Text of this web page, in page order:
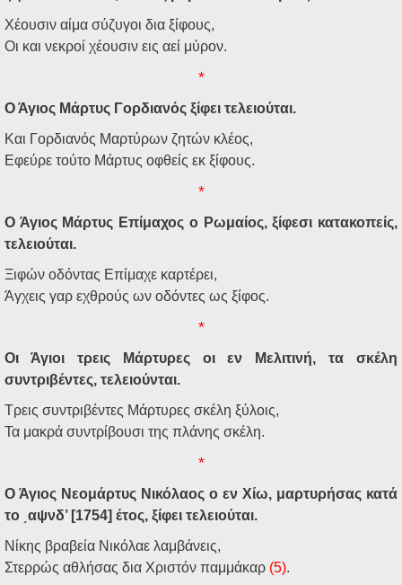
Χέουσιν αίμα σύζυγοι δια ξίφους,
Οι και νεκροί χέουσιν εις αεί μύρον.
*
Ο Άγιος Μάρτυς Γορδιανός ξίφει τελειούται.
Και Γορδιανός Μαρτύρων ζητών κλέος,
Εφεύρε τούτο Μάρτυς οφθείς εκ ξίφους.
*
Ο Άγιος Μάρτυς Επίμαχος ο Ρωμαίος, ξίφεσι κατακοπείς,
τελειούται.
Ξιφών οδόντας Επίμαχε καρτέρει,
Άγχεις γαρ εχθρούς ων οδόντες ως ξίφος.
*
Οι Άγιοι τρεις Μάρτυρες οι εν Μελιτινή, τα σκέλη
συντριβέντες, τελειούνται.
Τρεις συντριβέντες Μάρτυρες σκέλη ξύλοις,
Τα μακρά συντρίβουσι της πλάνης σκέλη.
*
Ο Άγιος Νεομάρτυς Νικόλαος ο εν Χίω, μαρτυρήσας κατά
το ͵αψνδ’ [1754] έτος, ξίφει τελειούται.
Νίκης βραβεία Νικόλαε λαμβάνεις,
Στερρώς αθλήσας δια Χριστόν παμμάκαρ (5).